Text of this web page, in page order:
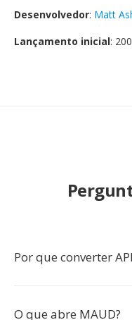
Desenvolvedor: Matt
Lançamento inicial:
Por que converter
O que abre MAUD?